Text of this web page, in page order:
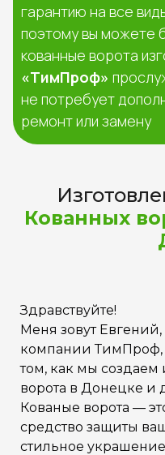
гарантию на все
поэтому вы можете
кованные ворота
«ТимПроф»
не потребует
ремонт или замену
Кованных
Здравствуйте!
Меня зовут
компании ТимПроф,
том, как мы создаем
ворота в Донецке и
Кованые ворота —
средство защиты
стильное украшение